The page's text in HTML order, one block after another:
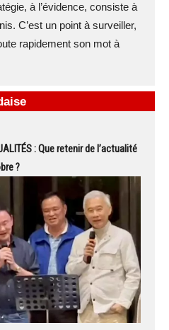
à l’évidence, consiste à
C’est un point à surveiller,
rapidement son mot à
: Que retenir de l’actualité
?